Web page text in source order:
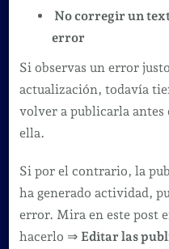
No corregir un
error
Si observas un error
actualización, todavía
volver a publicarla antes
ella.
Si por el contrario, la
ha generado actividad,
error. Mira en este post
hacerlo ⇒ Editar las